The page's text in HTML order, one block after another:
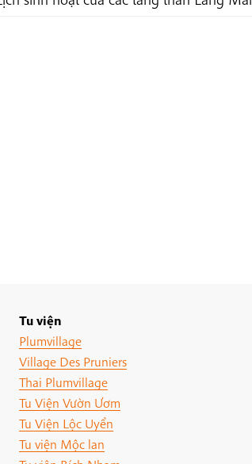
Tu viện
Plumvillage
Village Des Pruniers
Thai Plumvillage
Tu Viện Vườn Ươm
Tu Viện Lộc Uyển
Tu viện Mộc lan